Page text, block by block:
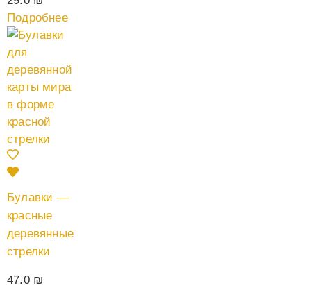
Подробнее
Булавки —
красные
деревянные
стрелки
47.0 ₪